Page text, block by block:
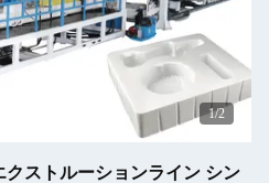
1/2
ストルーションライン シン